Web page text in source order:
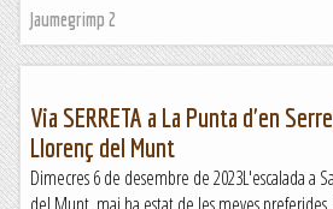
Jaumegrimp 2
Via SERRETA a La Punta d'en
Llorenç del Munt
Dimecres 6 de desembre de 2023L'escalada a